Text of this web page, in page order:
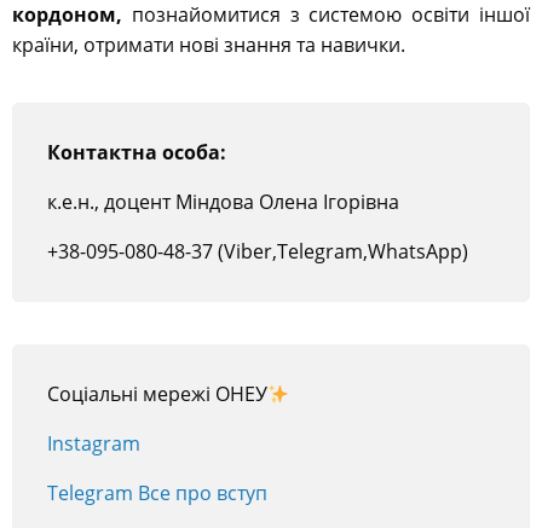
кордоном, познайомитися з системою освіти іншої
країни, отримати нові знання та навички.
Контактна особа:
к.е.н., доцент Міндова Олена Ігорівна
+38-095-080-48-37 (Viber,Telegram,WhatsApp)
Соціальні мережі ОНЕУ
Instagram
Telegram Все про вступ